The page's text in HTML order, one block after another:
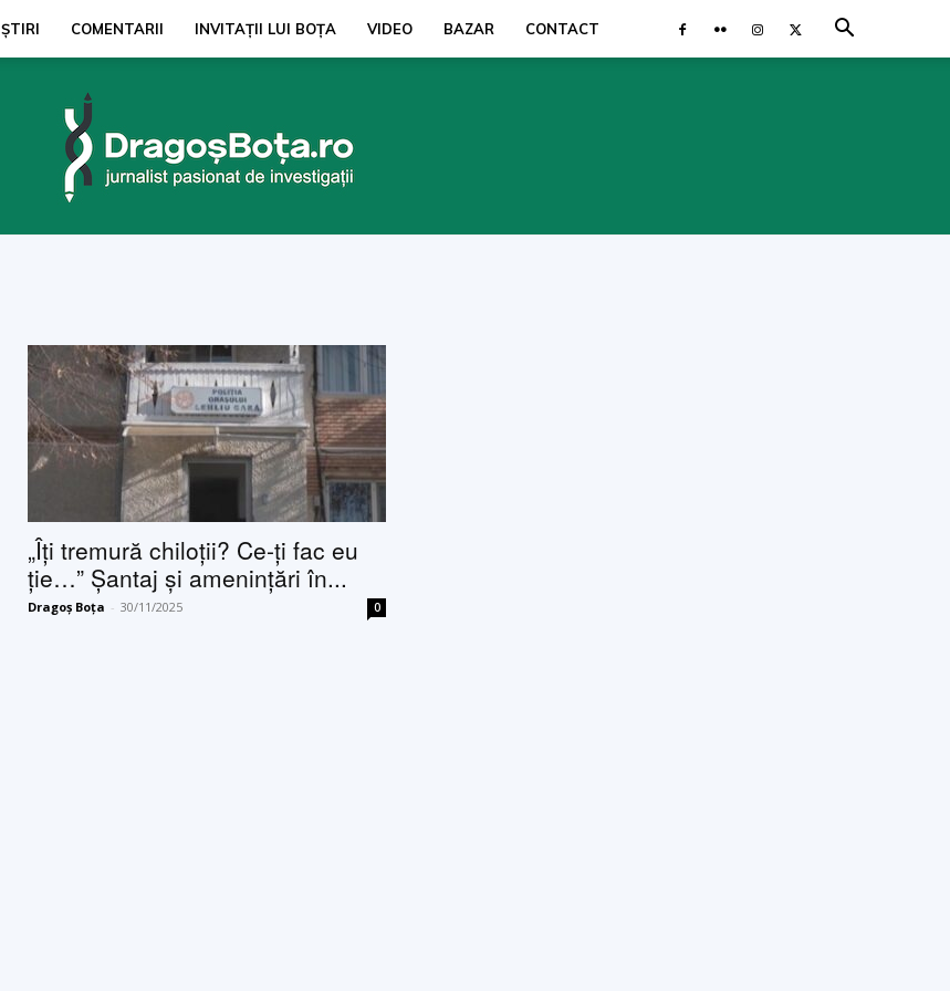
ŞTIRI COMENTARII INVITAȚII LUI BOŢA VIDEO BAZAR CONTACT
„Îți tremură chiloții? Ce-ți fac eu
ție…” Șantaj și amenințări în...
Dragoș Boța - 30/11/2025 0